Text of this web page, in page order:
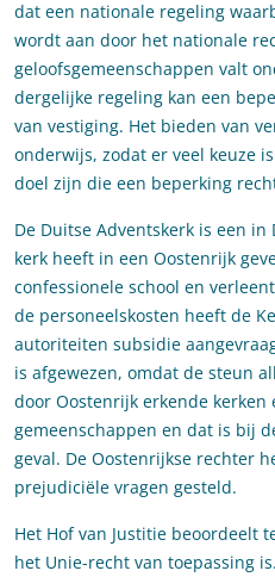
dat een nationale regeling
wordt aan door het nationale
geloofsgemeenschappen valt
dergelijke regeling kan een
van vestiging. Het bieden van
onderwijs, zodat er veel keuze
doel zijn die een beperking
De Duitse Adventskerk is een
kerk heeft in een Oostenrijk
confessionele school en
de personeelskosten heeft de
autoriteiten subsidie
is afgewezen, omdat de steun
door Oostenrijk erkende kerken
gemeenschappen en dat is bij
geval. De Oostenrijkse rechter
prejudiciële vragen gesteld.
Het Hof van Justitie beoordeelt
het Unie-recht van toepassing